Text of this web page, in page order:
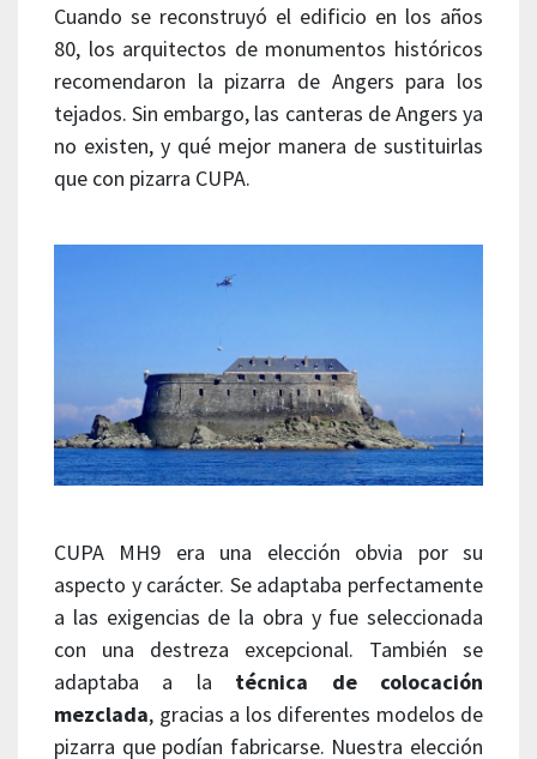
Cuando se reconstruyó el edificio en los años
80, los arquitectos de monumentos históricos
recomendaron la pizarra de Angers para los
tejados. Sin embargo, las canteras de Angers ya
no existen, y qué mejor manera de sustituirlas
que con pizarra CUPA.
CUPA MH9 era una elección obvia por su
aspecto y carácter. Se adaptaba perfectamente
a las exigencias de la obra y fue seleccionada
con una destreza excepcional. También se
adaptaba a la técnica de colocación
mezclada, gracias a los diferentes modelos de
pizarra que podían fabricarse. Nuestra elección